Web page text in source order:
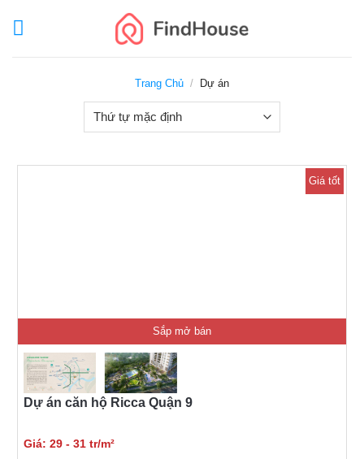
Trang Chủ / Dự án
Giá tốt
Sắp mở bán
Dự án căn hộ Ricca Quận 9
Giá: 29 - 31 tr/m²